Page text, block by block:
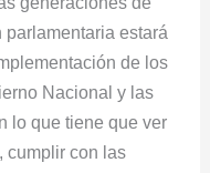
estará
de los
Nacional y las
lo que tiene que ver
cumplir con las